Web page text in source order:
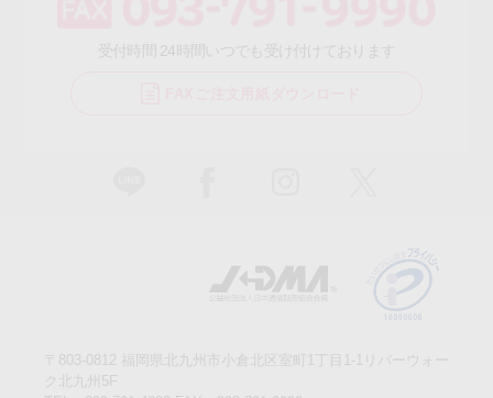
受付時間 24時間いつでも受け付けております
〒803-0812 福岡県北九州市小倉北区室町1丁目1-1リバーウォー
ク北九州5F